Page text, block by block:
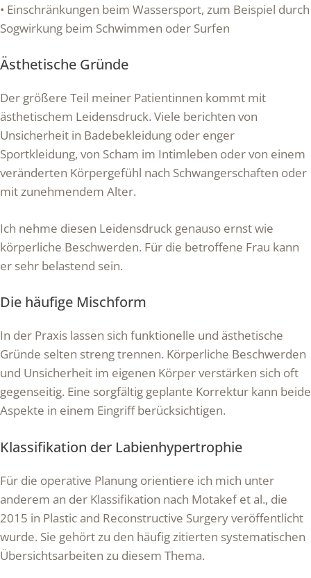
• Einschränkungen beim Wassersport, zum Beispiel durch
Sogwirkung beim Schwimmen oder Surfen
Ästhetische Gründe
Der größere Teil meiner Patientinnen kommt mit
ästhetischem Leidensdruck. Viele berichten von
Unsicherheit in Badebekleidung oder enger
Sportkleidung, von Scham im Intimleben oder von einem
veränderten Körpergefühl nach Schwangerschaften oder
mit zunehmendem Alter.
Ich nehme diesen Leidensdruck genauso ernst wie
körperliche Beschwerden. Für die betroffene Frau kann
er sehr belastend sein.
Die häufige Mischform
In der Praxis lassen sich funktionelle und ästhetische
Gründe selten streng trennen. Körperliche Beschwerden
und Unsicherheit im eigenen Körper verstärken sich oft
gegenseitig. Eine sorgfältig geplante Korrektur kann beide
Aspekte in einem Eingriff berücksichtigen.
Klassifikation der Labienhypertrophie
Für die operative Planung orientiere ich mich unter
anderem an der Klassifikation nach Motakef et al., die
2015 in Plastic and Reconstructive Surgery veröffentlicht
wurde. Sie gehört zu den häufig zitierten systematischen
Übersichtsarbeiten zu diesem Thema.